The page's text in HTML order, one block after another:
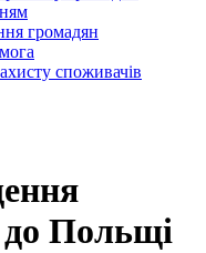
громадян
споживачів
Польщі